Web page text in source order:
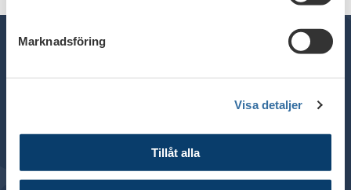
Marknadsföring
Visa detaljer
Tillåt alla
Postadress: Box 7603, 103 94 Stockholm
Besöksadress: Blasieholmsgatan 4B